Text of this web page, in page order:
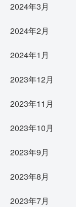
2024年3月
2024年2月
2024年1月
2023年12月
2023年11月
2023年10月
2023年9月
2023年8月
2023年7月